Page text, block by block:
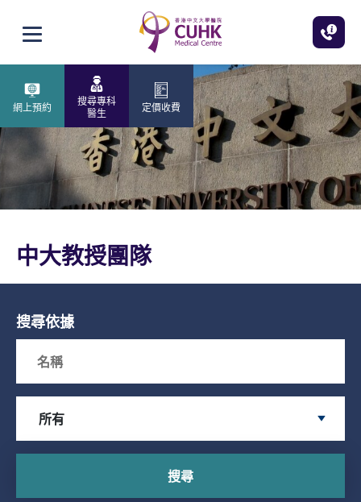
打開選單
網上預約
搜尋專科
醫生
定價收費
中大教授團隊
搜尋依據
所有
搜尋